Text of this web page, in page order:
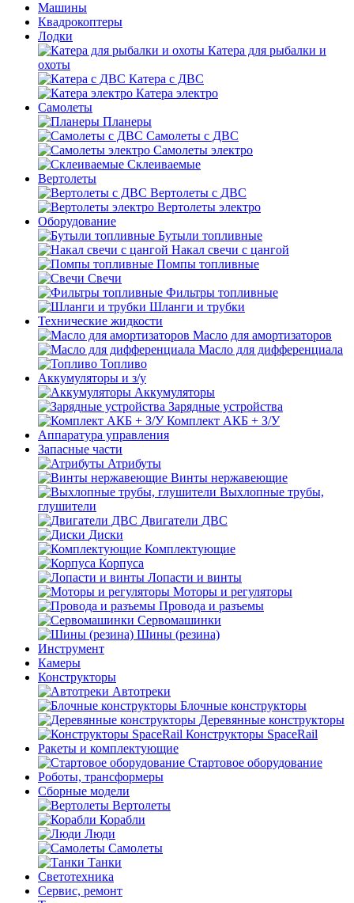
Машины
Квадрокоптеры
Лодки
Катера для рыбалки и
охоты
Катера с ДВС
Катера электро
Самолеты
Планеры
Самолеты с ДВС
Самолеты электро
Склеиваемые
Вертолеты
Вертолеты с ДВС
Вертолеты электро
Оборудование
Бутыли топливные
Накал свечи с цангой
Помпы топливные
Свечи
Фильтры топливные
Шланги и трубки
Технические жидкости
Масло для амортизаторов
Масло для дифференциала
Топливо
Аккумуляторы и з/у
Аккумуляторы
Зарядные устройства
Комплект АКБ + З/У
Аппаратура управления
Запасные части
Атрибуты
Винты нержавеющие
Выхлопные трубы,
глушители
Двигатели ДВС
Диски
Комплектующие
Корпуса
Лопасти и винты
Моторы и регуляторы
Провода и разъемы
Сервомашинки
Шины (резина)
Инструмент
Камеры
Конструкторы
Автотреки
Блочные конструкторы
Деревянные конструкторы
Конструкторы SpaceRail
Ракеты и комплектующие
Стартовое оборудование
Роботы, трансформеры
Сборные модели
Вертолеты
Корабли
Люди
Самолеты
Танки
Светотехника
Сервис, ремонт